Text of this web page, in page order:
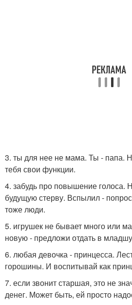
3. ты для нее не мама. Ты - папа.
тебя свои функции.
4. забудь про повышение голоса.
будущую стерву. Вспылил -
тоже люди.
5. игрушек не бывает много или
новую - предложи отдать в
6. любая девочка - принцесса.
горошины. И воспитывай как
7. если звонит старшая, это не
денег. Может быть, ей просто